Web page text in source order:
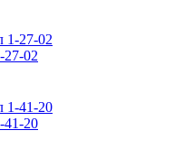
27-02
41-20